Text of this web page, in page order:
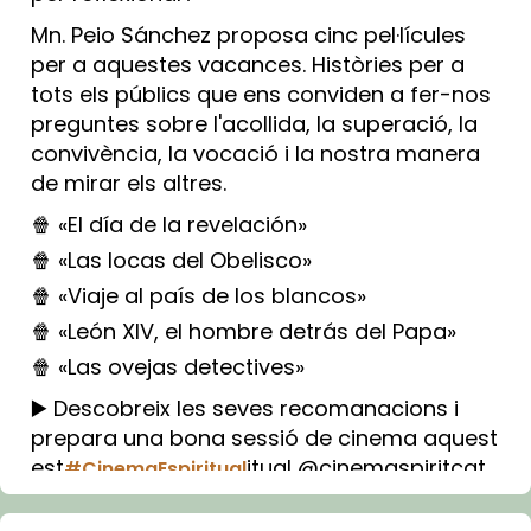
Mn. Peio Sánchez proposa cinc pel·lícules
per a aquestes vacances. Històries per a
tots els públics que ens conviden a fer-nos
preguntes sobre l'acollida, la superació, la
convivència, la vocació i la nostra manera
de mirar els altres.
🍿 «El día de la revelación»
🍿 «Las locas del Obelisco»
🍿 «Viaje al país de los blancos»
🍿 «León XIV, el hombre detrás del Papa»
🍿 «Las ovejas detectives»
▶️ Descobreix les seves recomanacions i
prepara una bona sessió de cinema aquest
est#CinemaEspiritualitual @cinemaspiritcat
Imatge: Generada amb IA (OpenAI)